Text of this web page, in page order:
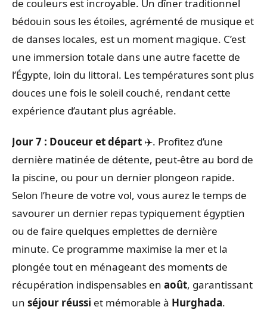
de couleurs est incroyable. Un dîner traditionnel
bédouin sous les étoiles, agrémenté de musique et
de danses locales, est un moment magique. C’est
une immersion totale dans une autre facette de
l’Égypte, loin du littoral. Les températures sont plus
douces une fois le soleil couché, rendant cette
expérience d’autant plus agréable.
Jour 7 : Douceur et départ ✈️. Profitez d’une
dernière matinée de détente, peut-être au bord de
la piscine, ou pour un dernier plongeon rapide.
Selon l’heure de votre vol, vous aurez le temps de
savourer un dernier repas typiquement égyptien
ou de faire quelques emplettes de dernière
minute. Ce programme maximise la mer et la
plongée tout en ménageant des moments de
récupération indispensables en août, garantissant
un séjour réussi et mémorable à Hurghada.